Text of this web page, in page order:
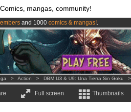
Comics, mangas, community!
and 1000 comics & mangas!.
is now LIVE!.
from3.95 euros per month !Get membership
> Action > DBM U3 & U9: Una Tierra Sin Goku
Full screen Thumbnails